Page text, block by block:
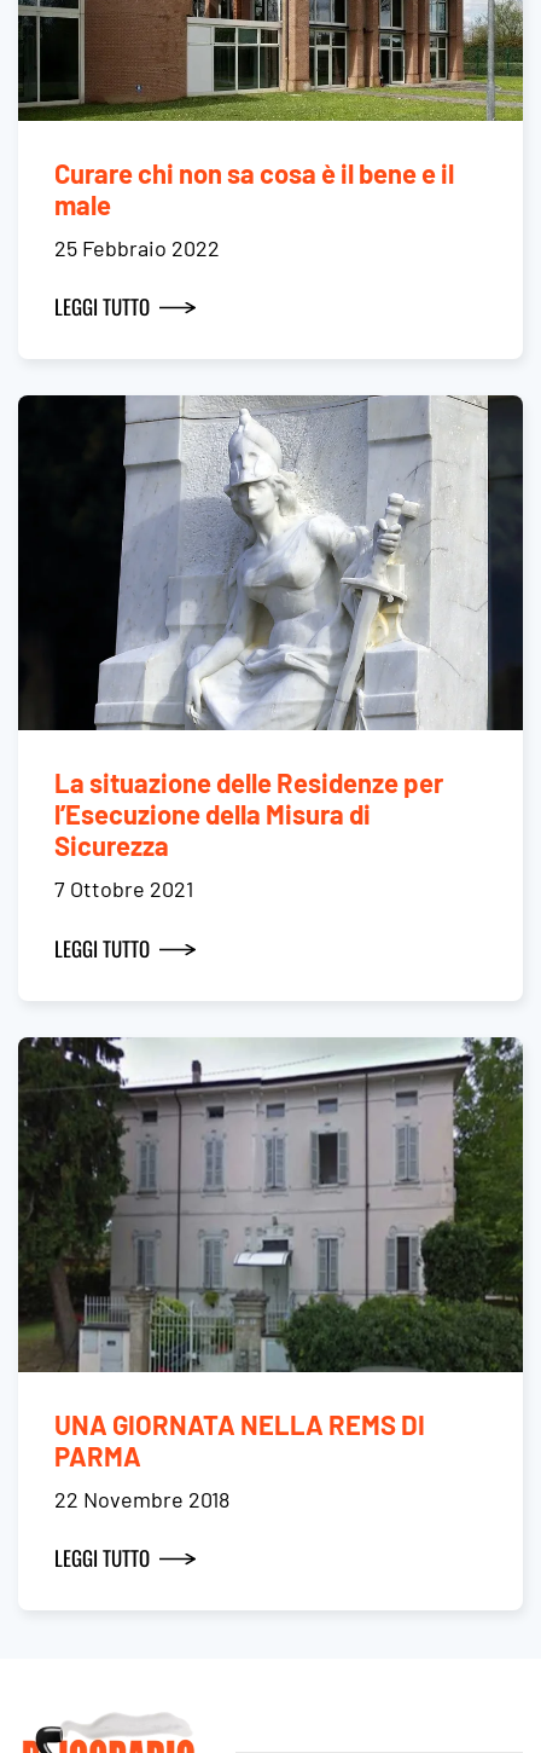
Curare chi non sa cosa è il bene e il
male
25 Febbraio 2022
LEGGI TUTTO
La situazione delle Residenze per
l’Esecuzione della Misura di
Sicurezza
7 Ottobre 2021
LEGGI TUTTO
UNA GIORNATA NELLA REMS DI
PARMA
22 Novembre 2018
LEGGI TUTTO